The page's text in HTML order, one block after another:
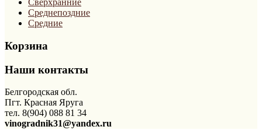
Сверхранние
Среднепоздние
Средние
Корзина
Наши контакты
Белгородская обл.
Пгт. Красная Яруга
тел. 8(904) 088 81 34
vinogradnik31@yandex.ru